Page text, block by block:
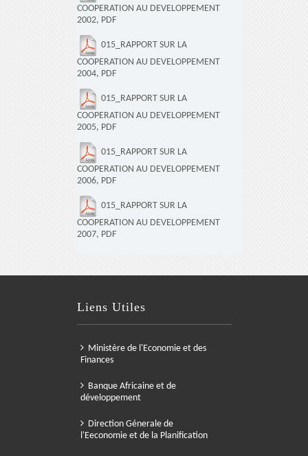
COOPERATION AU DEVELOPPEMENT
2002, PDF
015_RAPPORT SUR LA
COOPERATION AU DEVELOPPEMENT
2004, PDF
015_RAPPORT SUR LA
COOPERATION AU DEVELOPPEMENT
2005, PDF
015_RAPPORT SUR LA
COOPERATION AU DEVELOPPEMENT
2006, PDF
015_RAPPORT SUR LA
COOPERATION AU DEVELOPPEMENT
2007, PDF
Liens Utiles
Ministère de l'Economie et des
Finances
Banque Africaine et de
développement
Direction Génerale de
l'Eeconomie et de la Planification